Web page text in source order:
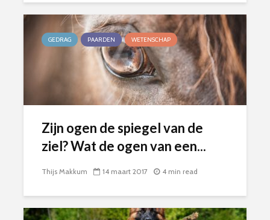
GEDRAG PAARDEN WETENSCHAP
Zijn ogen de spiegel van de
ziel? Wat de ogen van een...
Thijs Makkum 14 maart 2017 4 min read